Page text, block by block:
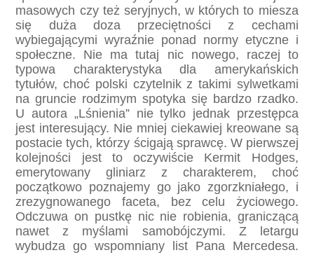
masowych czy też seryjnych, w których to miesza
się duża doza przeciętności z cechami
wybiegającymi wyraźnie ponad normy etyczne i
społeczne. Nie ma tutaj nic nowego, raczej to
typowa charakterystyka dla amerykańskich
tytułów, choć polski czytelnik z takimi sylwetkami
na gruncie rodzimym spotyka się bardzo rzadko.
U autora „Lśnienia” nie tylko jednak przestępca
jest interesujący. Nie mniej ciekawiej kreowane są
postacie tych, którzy ścigają sprawcę. W pierwszej
kolejności jest to oczywiście Kermit Hodges,
emerytowany gliniarz z charakterem, choć
początkowo poznajemy go jako zgorzkniałego, i
zrezygnowanego faceta, bez celu życiowego.
Odczuwa on pustkę nic nie robienia, graniczącą
nawet z myślami samobójczymi. Z letargu
wybudza go wspomniany list Pana Mercedesa.